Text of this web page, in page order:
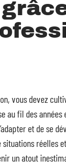
vous devez
au fil des
et de se
réelles
un atout